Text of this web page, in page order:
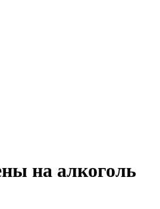
на алкоголь